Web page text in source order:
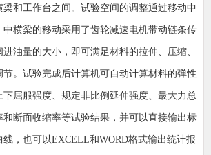
和工作台之间。试验空间的调整通过移动中
横梁的移动采用了齿轮减速电机带动链条传
油量的大小，即可满足材料的拉伸、压缩、
。试验完成后计算机可自动计算材料的弹性
屈服强度、规定非比例延伸强度、最大力总
断面收缩率等试验结果，并可以直接输出标
，也可以EXCELL和WORD格式输出统计报